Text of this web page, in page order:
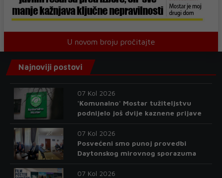
U novom broju pročitajte
Najnoviji postovi
07 Kol 2026
'Komunalno' Mostar tužiteljstvu
podnijelo još dvije kaznene prijave
07 Kol 2026
Posvećeni smo punoj provedbi
Daytonskog mirovnog sporazuma
07 Kol 2026